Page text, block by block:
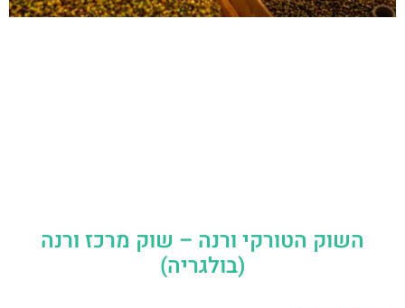
השוק הטורקי ורנה – שוק מרכז ורנה
(בולגריה)